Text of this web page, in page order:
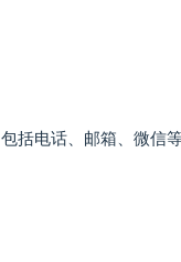
括电话、邮箱、微信